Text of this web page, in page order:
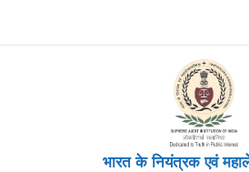
भारत के नियंत्रक एवं